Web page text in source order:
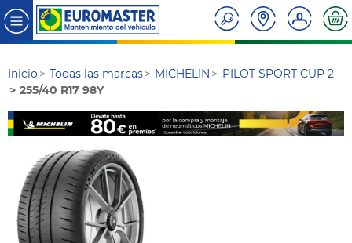
Inicio Todas las marcas MICHELIN
PILOT SPORT CUP 2
255/40 R17 98Y